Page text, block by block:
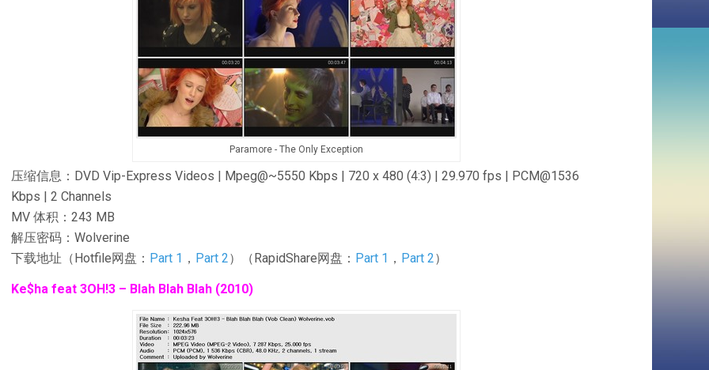
Paramore - The Only Exception
压缩信息：DVD Vip-Express Videos | Mpeg@~5550 Kbps | 720 x 480 (4:3) | 29.970 fps | PCM@1536
Kbps | 2 Channels
MV 体积：243 MB
解压密码：Wolverine
下载地址（Hotfile网盘： Part 1 ， Part 2）（RapidShare网盘： Part 1 ， Part 2）
Ke$ha feat 3OH!3 – Blah Blah Blah (2010)